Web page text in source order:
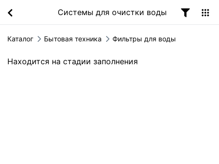
Системы для очистки воды
Каталог Бытовая техника Фильтры для воды
Находится на стадии заполнения